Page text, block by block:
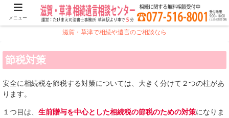
滋賀・草津で相続や遺言のご相談なら
節税対策
安全に相続税を節税する対策については、大きく分けて２つの柱があ
ります。
１つ目は、 生前贈与を中心とした相続税の節税のための対策になりま
メニュー